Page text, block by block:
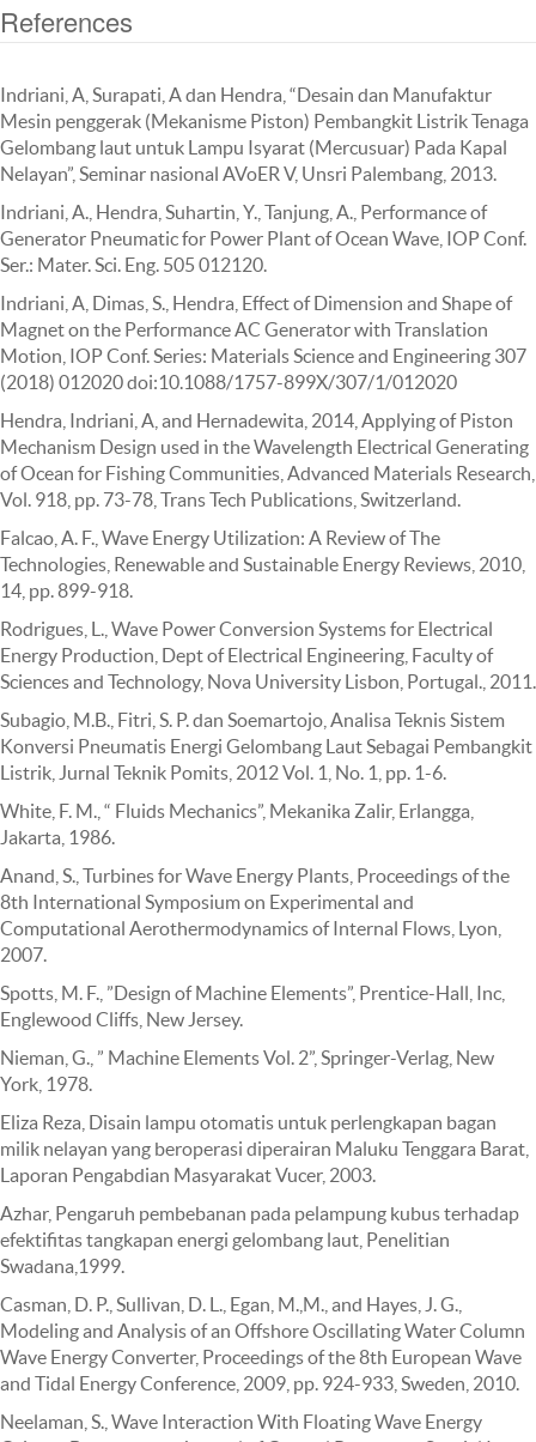
References
Indriani, A, Surapati, A dan Hendra, “Desain dan Manufaktur
Mesin penggerak (Mekanisme Piston) Pembangkit Listrik Tenaga
Gelombang laut untuk Lampu Isyarat (Mercusuar) Pada Kapal
Nelayan”, Seminar nasional AVoER V, Unsri Palembang, 2013.
Indriani, A., Hendra, Suhartin, Y., Tanjung, A., Performance of
Generator Pneumatic for Power Plant of Ocean Wave, IOP Conf.
Ser.: Mater. Sci. Eng. 505 012120.
Indriani, A, Dimas, S., Hendra, Effect of Dimension and Shape of
Magnet on the Performance AC Generator with Translation
Motion, IOP Conf. Series: Materials Science and Engineering 307
(2018) 012020 doi:10.1088/1757-899X/307/1/012020
Hendra, Indriani, A, and Hernadewita, 2014, Applying of Piston
Mechanism Design used in the Wavelength Electrical Generating
of Ocean for Fishing Communities, Advanced Materials Research,
Vol. 918, pp. 73-78, Trans Tech Publications, Switzerland.
Falcao, A. F., Wave Energy Utilization: A Review of The
Technologies, Renewable and Sustainable Energy Reviews, 2010,
14, pp. 899-918.
Rodrigues, L., Wave Power Conversion Systems for Electrical
Energy Production, Dept of Electrical Engineering, Faculty of
Sciences and Technology, Nova University Lisbon, Portugal., 2011.
Subagio, M.B., Fitri, S. P. dan Soemartojo, Analisa Teknis Sistem
Konversi Pneumatis Energi Gelombang Laut Sebagai Pembangkit
Listrik, Jurnal Teknik Pomits, 2012 Vol. 1, No. 1, pp. 1-6.
White, F. M., “ Fluids Mechanics”, Mekanika Zalir, Erlangga,
Jakarta, 1986.
Anand, S., Turbines for Wave Energy Plants, Proceedings of the
8th International Symposium on Experimental and
Computational Aerothermodynamics of Internal Flows, Lyon,
2007.
Spotts, M. F., ”Design of Machine Elements”, Prentice-Hall, Inc,
Englewood Cliffs, New Jersey.
Nieman, G., ” Machine Elements Vol. 2”, Springer-Verlag, New
York, 1978.
Eliza Reza, Disain lampu otomatis untuk perlengkapan bagan
milik nelayan yang beroperasi diperairan Maluku Tenggara Barat,
Laporan Pengabdian Masyarakat Vucer, 2003.
Azhar, Pengaruh pembebanan pada pelampung kubus terhadap
efektifitas tangkapan energi gelombang laut, Penelitian
Swadana,1999.
Casman, D. P., Sullivan, D. L., Egan, M.,M., and Hayes, J. G.,
Modeling and Analysis of an Offshore Oscillating Water Column
Wave Energy Converter, Proceedings of the 8th European Wave
and Tidal Energy Conference, 2009, pp. 924-933, Sweden, 2010.
Neelaman, S., Wave Interaction With Floating Wave Energy